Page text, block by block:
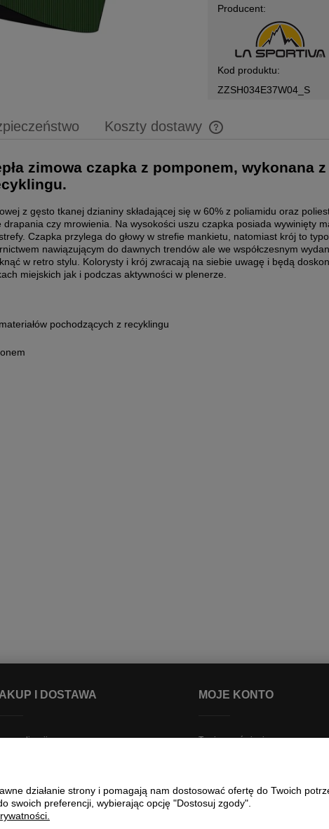
Producent:
Kod produktu:
ZZSH034E37W04_S
Koszty dostawy
Cena nie zawiera
płatności
zimowa czapka z pomponem, wykonana
z gęsto tkanej dzianiny składającej się w 60% z poliamidu oraz
czy mrowienia. Na wysokości uszu czapka posiada wywinięty
Czapka przylega do głowy w strefie mankietu, natomiast krój to
nawiązującym do dawnych trendów ale we współczesnym
w retro stylu. Kolorysty i krój zwracają na siebie uwagę i będą
miejskich jak i podczas aktywności w plenerze.
pochodzących z recyklingu
I DOSTAWA
realizacji
lojalnościowy
MOJE KONTO
Twoje zamówienia
Śledzenie przesyłek
działanie strony i pomagają nam dostosować ofertę do Twoich
swoich preferencji, wybierając opcję "Dostosuj zgody".